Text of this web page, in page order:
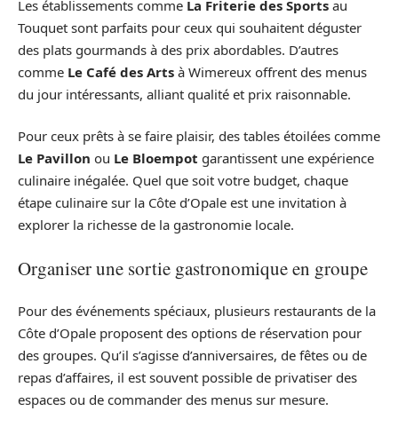
Les établissements comme La Friterie des Sports au
Touquet sont parfaits pour ceux qui souhaitent déguster
des plats gourmands à des prix abordables. D’autres
comme Le Café des Arts à Wimereux offrent des menus
du jour intéressants, alliant qualité et prix raisonnable.
Pour ceux prêts à se faire plaisir, des tables étoilées comme
Le Pavillon ou Le Bloempot garantissent une expérience
culinaire inégalée. Quel que soit votre budget, chaque
étape culinaire sur la Côte d’Opale est une invitation à
explorer la richesse de la gastronomie locale.
Organiser une sortie gastronomique en groupe
Pour des événements spéciaux, plusieurs restaurants de la
Côte d’Opale proposent des options de réservation pour
des groupes. Qu’il s’agisse d’anniversaires, de fêtes ou de
repas d’affaires, il est souvent possible de privatiser des
espaces ou de commander des menus sur mesure.